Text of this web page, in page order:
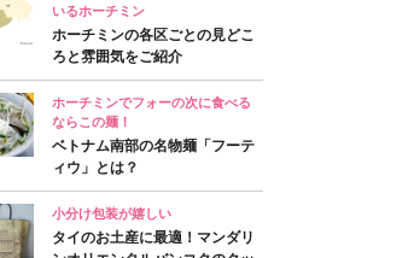
いるホーチミン
ホーチミンの各区ごとの見どこ
ろと雰囲気をご紹介
ホーチミンでフォーの次に食べる
ならこの麺！
ベトナム南部の名物麺「フーテ
ィウ」とは？
小分け包装が嬉しい
タイのお土産に最適！マンダリ